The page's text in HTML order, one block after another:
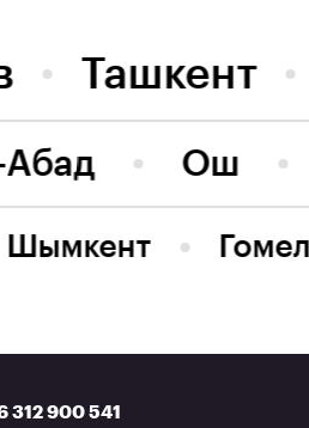
Ташкент
Ош
Шымкент
312 900 541